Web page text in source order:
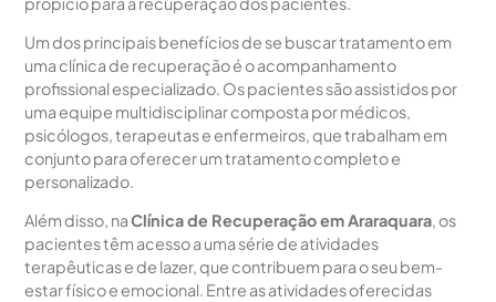
Um dos principais benefícios de se buscar tratamento em
uma clínica de recuperação é o acompanhamento
profissional especializado. Os pacientes são assistidos por
uma equipe multidisciplinar composta por médicos,
psicólogos, terapeutas e enfermeiros, que trabalham em
conjunto para oferecer um tratamento completo e
personalizado.
Além disso, naClínica de Recuperação em Araraquara, os
pacientes têm acesso a uma série de atividades
terapêuticas e de lazer, que contribuem para o seu bem-
estar físico e emocional. Entre as atividades oferecidas